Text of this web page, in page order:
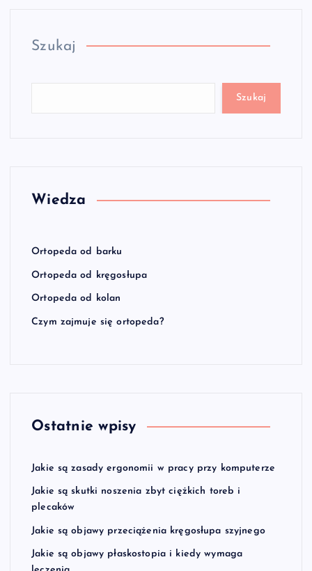
Szukaj
Szukaj
Wiedza
Ortopeda od barku
Ortopeda od kręgosłupa
Ortopeda od kolan
Czym zajmuje się ortopeda?
Ostatnie wpisy
Jakie są zasady ergonomii w pracy przy komputerze
Jakie są skutki noszenia zbyt ciężkich toreb i
plecaków
Jakie są objawy przeciążenia kręgosłupa szyjnego
Jakie są objawy płaskostopia i kiedy wymaga